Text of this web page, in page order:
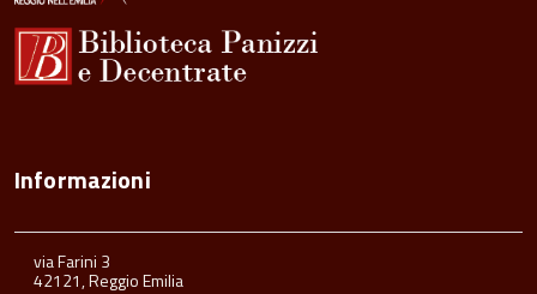
Informazioni
via Farini 3
42121, Reggio Emilia